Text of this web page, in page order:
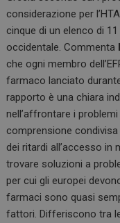
considerazione per
cinque di un elenco di 11
occidentale. Commenta
che ogni membro
farmaco lanciato
rapporto è una chiara
nell’affrontare i
comprensione
dei ritardi all’accesso in
trovare soluzioni a
per cui gli europei
farmaci sono quasi
fattori. Differiscono tra